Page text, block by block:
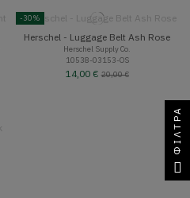
-30%
Herschel - Luggage Belt Ash Rose
Herschel Supply Co.
10538-03153-OS
14,00 € 20,00 €
ΦΊΛΤΡΑ